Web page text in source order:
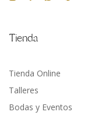
Tienda
Tienda Online
Talleres
Bodas y Eventos